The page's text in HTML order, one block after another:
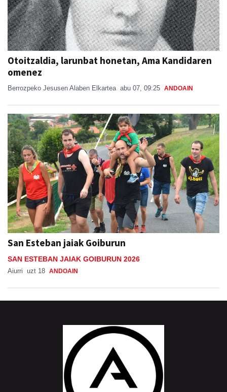
Otoitzaldia, larunbat honetan, Ama Kandidaren
omenez
Berrozpeko Jesusen Alaben Elkartea abu 07, 09:25 ANDOAIN
San Esteban jaiak Goiburun
SAN ESTEBAN JAIAK GOIBURUN 2026
Aiurri uzt 18 ANDOAIN